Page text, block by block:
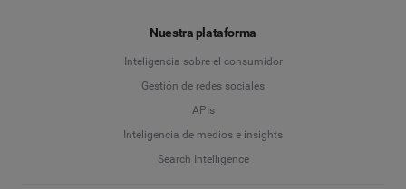
Nuestra plataforma
Inteligencia sobre el consumidor
Gestión de redes sociales
APIs
Inteligencia de medios e insights
Search Intelligence